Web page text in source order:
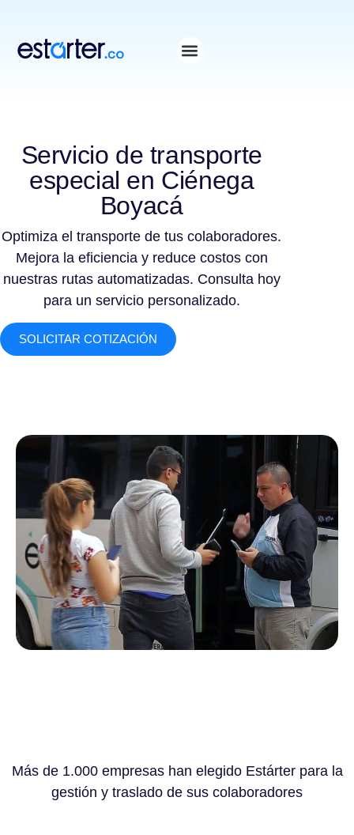
Servicio de transporte
especial en Ciénega
Boyacá
Optimiza el transporte de tus colaboradores.
Mejora la eficiencia y reduce costos con
nuestras rutas automatizadas. Consulta hoy
para un servicio personalizado.
SOLICITAR COTIZACIÓN
Más de 1.000 empresas han elegido Estárter para la
gestión y traslado de sus colaboradores